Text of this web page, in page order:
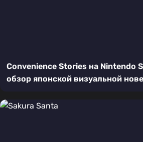
Convenience Stories на Nintendo
обзор японской визуальной